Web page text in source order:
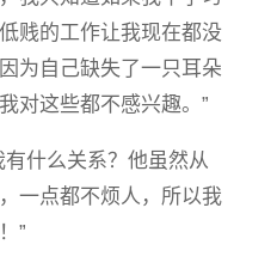
贱的工作让我现在都没
为自己缺失了一只耳朵
对这些都不感兴趣。”
什么关系？他虽然从
一点都不烦人，所以我
”